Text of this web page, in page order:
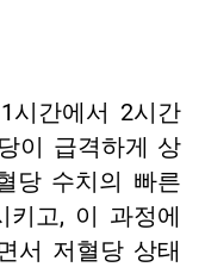
시간에서 2시간
이 급격하게 상
당 수치의 빠른
고, 이 과정에
서 저혈당 상태